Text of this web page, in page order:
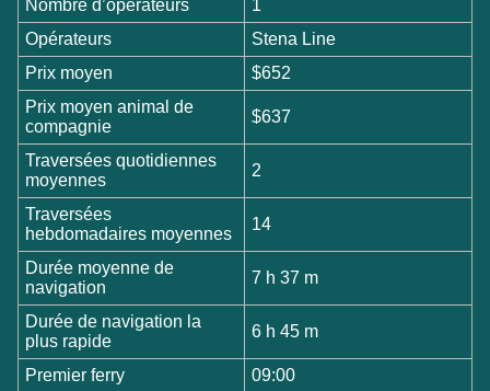
Nombre d’opérateurs
1
Opérateurs
Stena Line
Prix moyen
$652
Prix moyen animal de
compagnie
$637
Traversées quotidiennes
moyennes
2
Traversées
hebdomadaires moyennes
14
Durée moyenne de
navigation
7 h 37 m
Durée de navigation la
plus rapide
6 h 45 m
Premier ferry
09:00